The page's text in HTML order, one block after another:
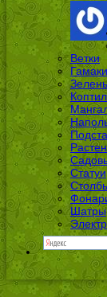
Ветки
Гамаки
Зелень
Статуи
Шатры